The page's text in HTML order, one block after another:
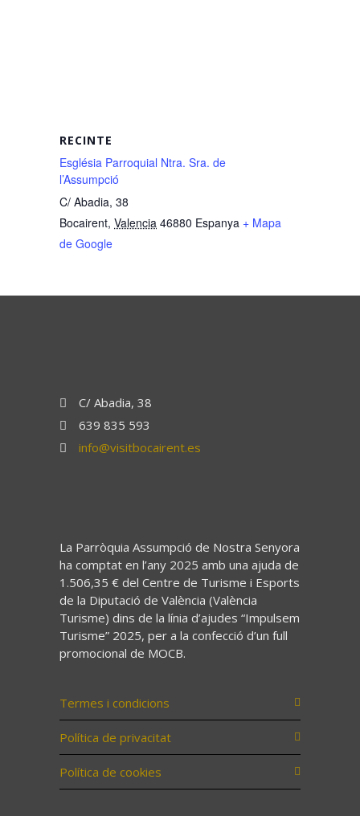
RECINTE
Església Parroquial Ntra. Sra. de
l’Assumpció
C/ Abadia, 38
Bocairent, Valencia 46880 Espanya + Mapa
de Google
C/ Abadia, 38
639 835 593
info@visitbocairent.es
La Parròquia Assumpció de Nostra Senyora
ha comptat en l’any 2025 amb una ajuda de
1.506,35 € del Centre de Turisme i Esports
de la Diputació de València (València
Turisme) dins de la línia d’ajudes “Impulsem
Turisme” 2025, per a la confecció d’un full
promocional de MOCB.
Termes i condicions
Política de privacitat
Política de cookies